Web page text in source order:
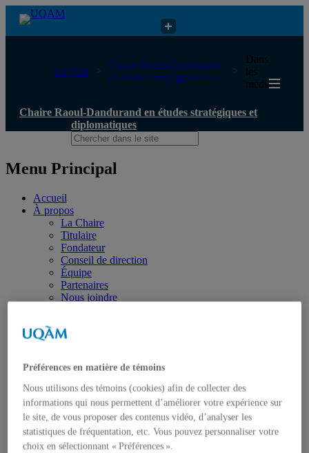
Chaire Raoul-Dandurand en études stratégiques et diplomatiques
UQAM
Chaire Raoul-Dandurand
en études stratégiques e...
Dans
les
médias
Chaire Raoul-Dandurand en études stratégiques et
diplomatiques
Menu Principal
Accueil
À propos
La Chaire
Titulaire
Fondateur
Conseil de direction
Équipe
Partenaires
Nous joindre
Centre FrancoPaix
Conflits multidimensionnels
Accueil
Répertoire
Chercheur-e-s
Tou-te-s les chercheur-e-s
États-Unis
Centre FrancoPaix
Préférences en matière de témoins
Nous utilisons des témoins (cookies) afin de collecter des
informations qui nous permettent d’améliorer votre expérience sur
le site, de vous proposer des contenus vidéo, d’analyser les
statistiques de fréquentation, etc. Vous pouvez personnaliser votre
choix en sélectionnant « Préférences ».